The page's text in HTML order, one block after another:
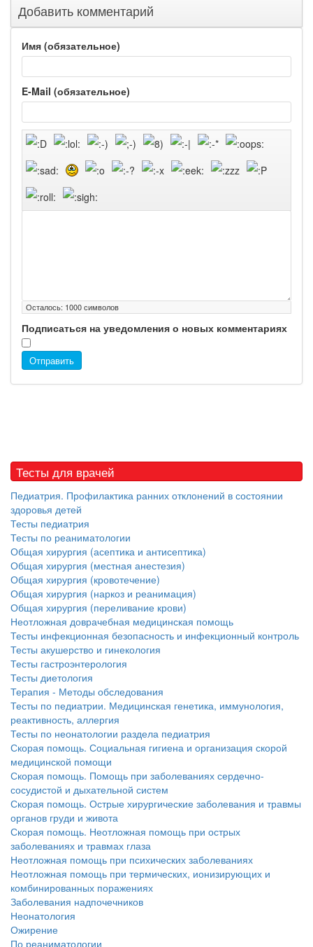
Добавить комментарий
Имя (обязательное)
E-Mail (обязательное)
Осталось: 1000символов
Подписаться на уведомления о новых комментариях
Отправить
Тесты для врачей
Педиатрия. Профилактика ранних отклонений в состоянии
здоровья детей
Тесты педиатрия
Тесты по реаниматологии
Общая хирургия (асептика и антисептика)
Общая хирургия (местная анестезия)
Общая хирургия (кровотечение)
Общая хирургия (наркоз и реанимация)
Общая хирургия (переливание крови)
Неотложная доврачебная медицинская помощь
Тесты инфекционная безопасность и инфекционный контроль
Тесты акушерство и гинекология
Тесты гастроэнтерология
Тесты диетология
Терапия - Методы обследования
Тесты по педиатрии. Медицинская генетика, иммунология,
реактивность, аллергия
Тесты по неонатологии раздела педиатрия
Скорая помощь. Социальная гигиена и организация скорой
медицинской помощи
Скорая помощь. Помощь при заболеваниях сердечно-
сосудистой и дыхательной систем
Скорая помощь. Острые хирургические заболевания и травмы
органов груди и живота
Скорая помощь. Неотложная помощь при острых
заболеваниях и травмах глаза
Неотложная помощь при психических заболеваниях
Неотложная помощь при термических, ионизирующих и
комбинированных поражениях
Заболевания надпочечников
Неонатология
Ожирение
По реаниматологии